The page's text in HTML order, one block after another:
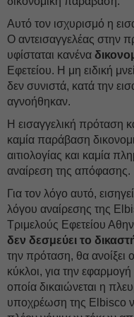
Αυτό τον ισχυρισμό η
Ο αντεισαγγελέας στην
υφίσταται κανένα
Εφετείου. Η μη ειδική
δεν συνιστά, κατά την
αγνοήθηκαν.
Η εισαγγελική πρόταση
καμία παράβαση
αιτιολογίας και καμία
αναίρεση της απόφασης.
Για τον λόγο αυτό,
λόγου αναίρεσης της
Τριμελούς Εφετείου
δεν δεσμεύει το
την πρόταση, θα
κύκλοι, για την
οποία δικαιώνεται η
υποχρέωση της Elbisco